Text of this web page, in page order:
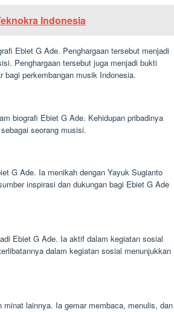
Indonesia
Ebiet G Ade. Penghargaan tersebut menjadi
Penghargaan tersebut juga menjadi bukti
perkembangan musik Indonesia.
biografi Ebiet G Ade. Kehidupan pribadinya
seorang musisi.
G Ade. Ia menikah dengan Yayuk Sugianto
inspirasi dan dukungan bagi Ebiet G Ade
Ebiet G Ade. Ia aktif dalam kegiatan sosial
dalam kegiatan sosial menunjukkan
lainnya. Ia gemar membaca, menulis, dan